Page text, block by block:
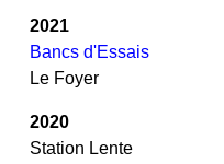
2021
Bancs d'Essais
Le Foyer
2020
Station Lente